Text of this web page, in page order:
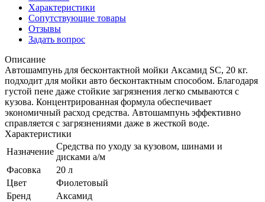
Характеристики
Сопутствующие товары
Отзывы
Задать вопрос
Описание
Автошампунь для бесконтактной мойки Аксамид SC, 20 кг.
подходит для мойки авто бесконтактным способом. Благодаря
густой пене даже стойкие загрязнения легко смываются с
кузова. Концентрированная формула обеспечивает
экономичный расход средства. Автошампунь эффективно
справляется с загрязнениями даже в жесткой воде.
Характеристики
Назначение
Средства по уходу за кузовом, шинами и
дисками а/м
Фасовка
20 л
Цвет
Фиолетовый
Бренд
Аксамид